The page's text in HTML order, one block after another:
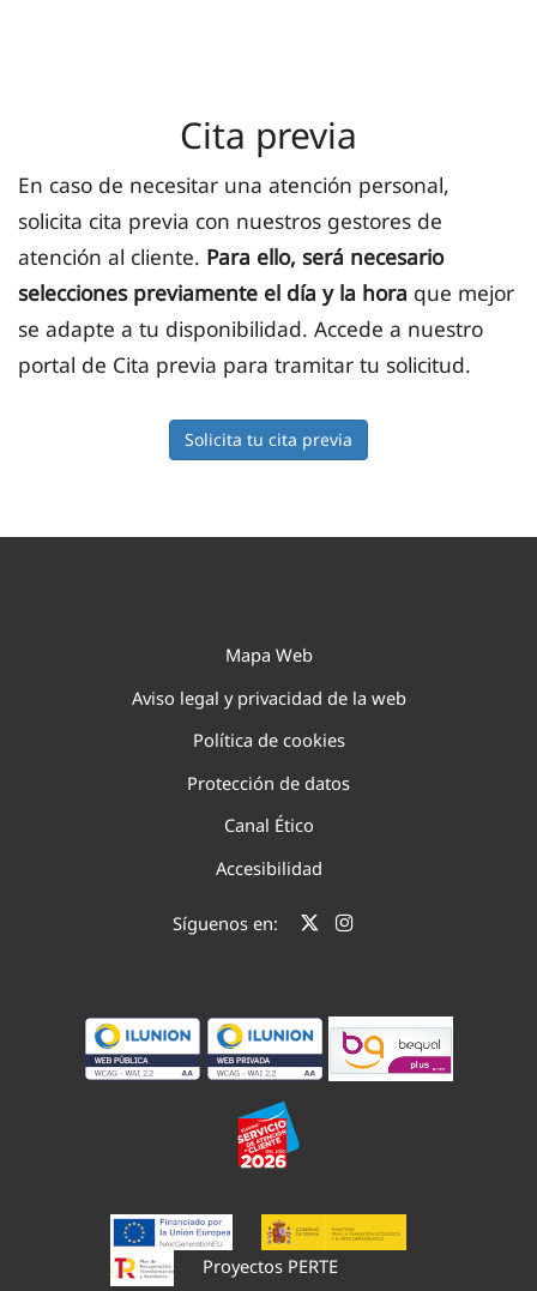
Cita previa
En caso de necesitar una atención personal,
solicita cita previa con nuestros gestores de
atención al cliente. Para ello, será necesario
selecciones previamente el día y la hora que mejor
se adapte a tu disponibilidad. Accede a nuestro
portal de Cita previa para tramitar tu solicitud.
Solicita tu cita previa
Mapa Web
Aviso legal y privacidad de la web
Política de cookies
Protección de datos
Canal Ético
Accesibilidad
Síguenos en:
Proyectos PERTE